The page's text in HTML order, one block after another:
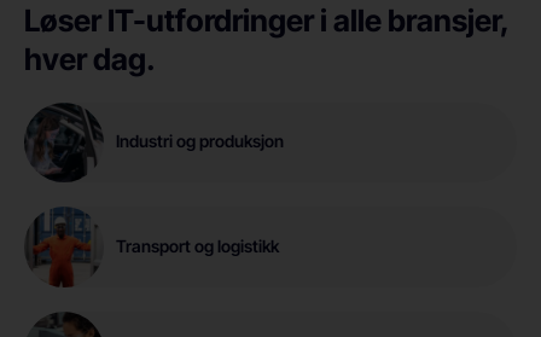
Løser IT-utfordringer i alle bransjer,
hver dag.
Industri og produksjon
Transport og logistikk